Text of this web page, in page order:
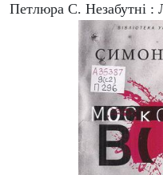
Петлюра С. Незабутні :